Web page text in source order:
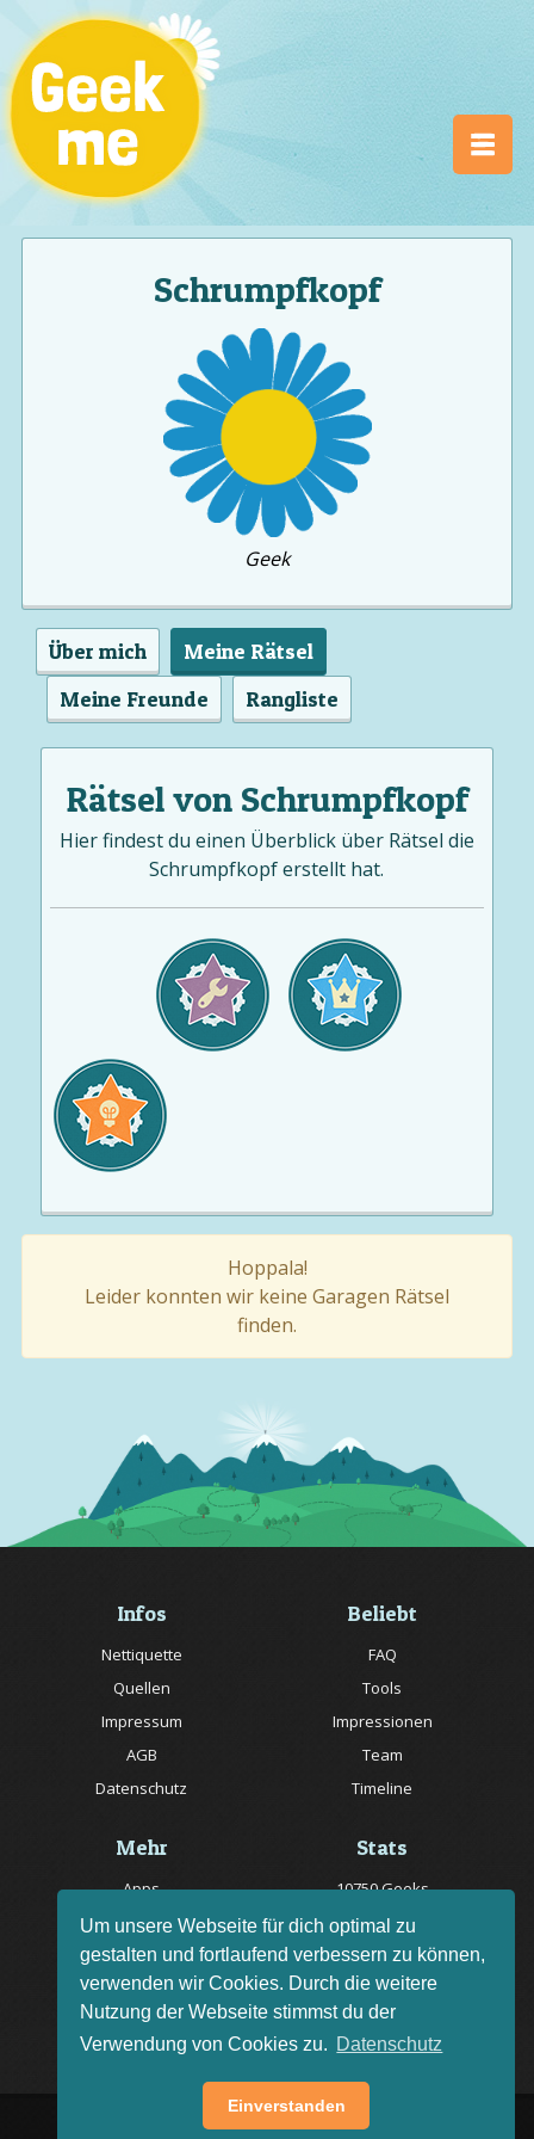
Um unsere Webseite für dich optimal zu
gestalten und fortlaufend verbessern zu können,
verwenden wir Cookies. Durch die weitere
Nutzung der Webseite stimmst du der
Verwendung von Cookies zu. Datenschutz
Einverstanden
Schrumpfkopf
Geek
Über mich
Meine Rätsel
Meine Freunde
Rangliste
Rätsel von Schrumpfkopf
Hier findest du einen Überblick über Rätsel die
Schrumpfkopf erstellt hat.
Hoppala!
Leider konnten wir keine Garagen Rätsel
finden.
Infos
Nettiquette
Quellen
Impressum
AGB
Datenschutz
Beliebt
FAQ
Tools
Impressionen
Team
Timeline
Mehr
Apps
Jobs
Livestream
Bug melden
Rätsel des Tages
Stats
10750 Geeks
20057 Rätsel online
150 Quizfragen online
AGB•Impressum•FAQ